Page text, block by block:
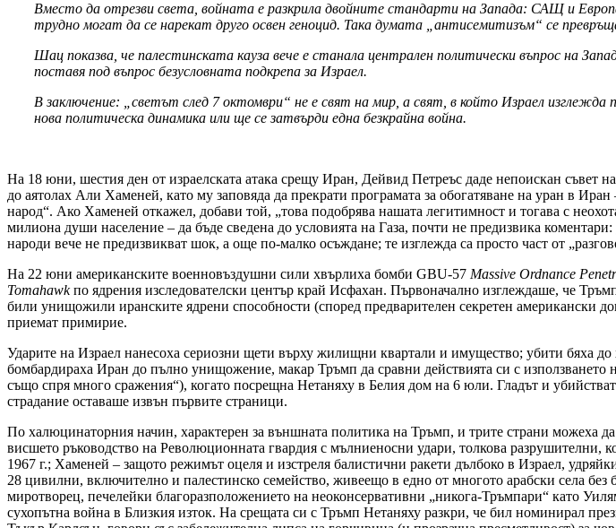
Вместо да отрезви света, войната е разкрила двойните стандарти на Запада: САЩ и
трудно могат да се нарекат друго освен геноцид. Така думата „антисемитизъм“ се
Шац показва, че палестинската кауза вече е станала централен политически въпрос на
поставя под въпрос безусловната подкрепа за Израел.
В заключение: „светът след 7 октомври“ не е свят на мир, а свят, в който Израел
нова политическа динамика или ще се затвърди една безкрайна война.
На 18 юни, шестия ден от израелската атака срещу Иран, Дейвид Петреъс даде непоискан съвет
до аятолах Али Хаменей, като му заповяда да прекрати програмата за обогатяване на уран в
народ“. Ако Хаменей откажел, добави той, „това подобрява нашата легитимност и тогава с
милиона души население – да бъде сведена до условията на Газа, почти не предизвика
народи вече не предизвикват шок, а още по-малко осъждане; те изглежда са просто част от
На 22 юни американските военновъздушни сили хвърлиха бомби GBU-57 Massive Ordnance
Tomahawkпо ядрения изследователски център край Исфахан. Първоначално изглеждаше, че
били унищожили иранските ядрени способности (според предварителен секретен американски
приемат примирие.
Ударите на Израел нанесоха сериозни щети върху жилищни квартали и имущество; убити бяха
бомбардираха Иран до пълно унищожение, макар Тръмп да сравни действията си с
също спря много сражения“), когато посрещна Нетаняху в Белия дом на 6 юли. Гладът и
страдание оставаше извън първите страници.
По халюцинаторния начин, характерен за външната политика на Тръмп, и трите страни можеха
висшето ръководство на Революционната гвардия с мълниеносни удари, толкова
1967 г.; Хаменей – защото режимът оцеля и изстреля балистични ракети дълбоко в Израел,
28 цивилни, включително и палестинско семейство, живеещо в едно от многото арабски села
миротворец, печелейки благоразположението на неоконсервативни „никога-Тръмпари“ като
сухопътна война в Близкия изток. На срещата си с Тръмп Нетаняху разкри, че бил номинирал